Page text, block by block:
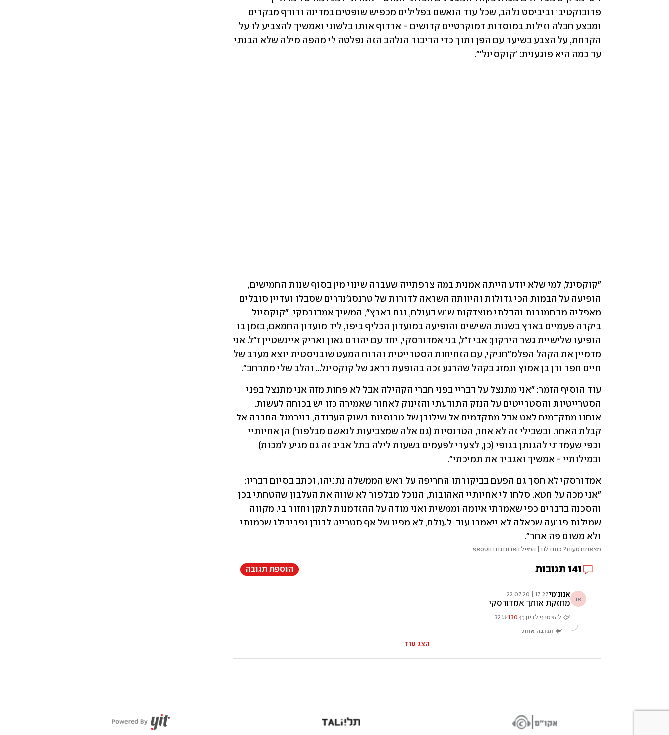
עד כמה היא פוגענית: 'קוקסינל'".
חיים חפר ודן בן אמוץ ונמזג בקהל שהרגע זכה בהופעת דראג של קוקסינל... והלב שלי מתרחב".
ובמילותיי - אמשיך ואגביר את תמיכתי".
ולא משום פה אחר".
מצאתם טעות? כתבו לנו | המייל האדום גם בווטסאפ
141 תגובות הוספת תגובה
אנ אנונימי17:27 | 22.07.20
מחזקת אותך אמדורסקי
להצטרף לדיון 130
32
תגובה אחת
הצג עוד